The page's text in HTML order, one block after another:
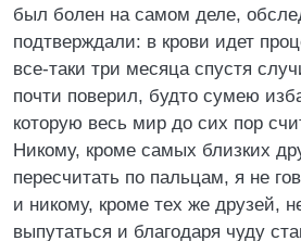
был болен на самом деле,
подтверждали: в крови идет
все-таки три месяца спустя
почти поверил, будто сумею
которую весь мир до сих пор
Никому, кроме самых близких
пересчитать по пальцам, я не
и никому, кроме тех же друзей,
выпутаться и благодаря чуду